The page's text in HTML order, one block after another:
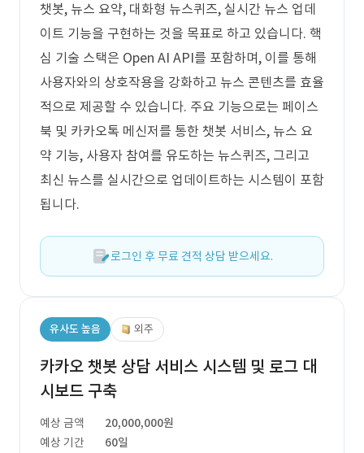
챗봇, 뉴스 요약, 대화형 뉴스퀴즈, 실시간 뉴스 업데
이트 기능을 구현하는 것을 목표로 하고 있습니다. 핵
심 기술 스택은 Open AI API를 포함하며, 이를 통해
사용자와의 상호작용을 강화하고 뉴스 콘텐츠를 효율
적으로 제공할 수 있습니다. 주요 기능으로는 페이스
북 및 카카오톡 메신저를 통한 챗봇 서비스, 뉴스 요
약 기능, 사용자 참여를 유도하는 뉴스퀴즈, 그리고
최신 뉴스를 실시간으로 업데이트하는 시스템이 포함
됩니다.
로그인 후 무료 견적 상담 받으세요.
유사도 높음 외주
카카오 챗봇 상담 서비스 시스템 및 로그 대
시보드 구축
예상 금액
20,000,000원
예상 기간
60일